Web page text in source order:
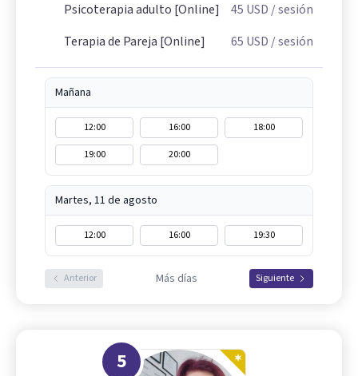
Psicoterapia adulto [Online]
45 USD / sesión
Terapia de Pareja [Online]
65 USD / sesión
Mañana
12:00 16:00
18:00
19:00
20:00
Martes, 11 de agosto
12:00 16:00 19:30
Anterior Más días Siguiente
5